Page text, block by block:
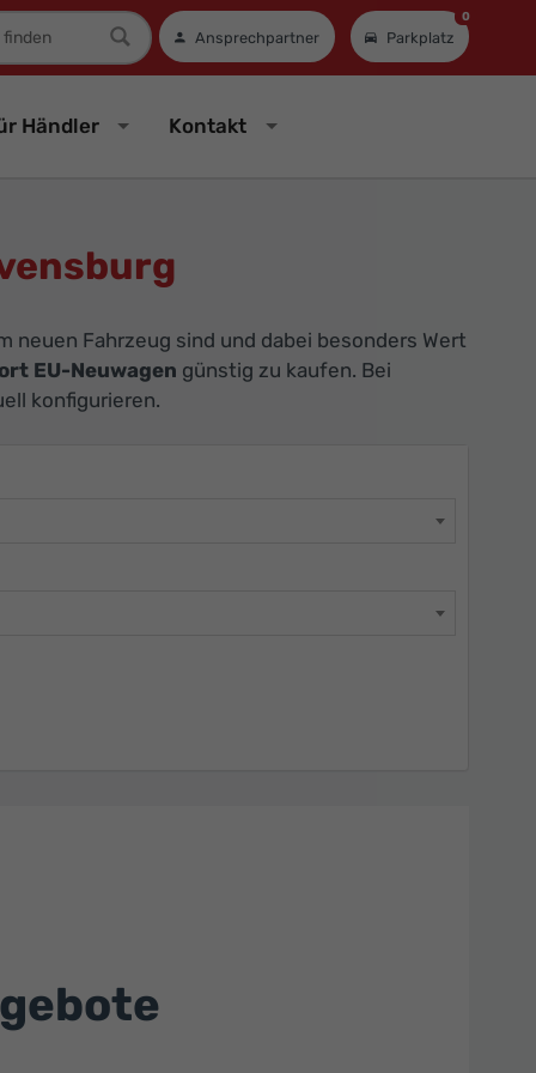
Ansprechpartner Parkplatz
0
Händler Kontakt
neuen Fahrzeug sind und dabei besonders Wert
EU-Neuwagen günstig zu kaufen. Bei
konfigurieren.